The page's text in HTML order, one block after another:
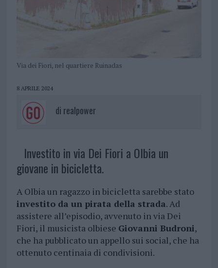
Via dei Fiori, nel quartiere Ruinadas
8 APRILE 2024
di realpower
Investito in via Dei Fiori a Olbia un
giovane in bicicletta.
A Olbia un ragazzo in bicicletta sarebbe stato
investito da un pirata della strada. Ad
assistere all’episodio, avvenuto in via Dei
Fiori, il musicista olbiese Giovanni Budroni,
che ha pubblicato un appello sui social, che ha
ottenuto centinaia di condivisioni.